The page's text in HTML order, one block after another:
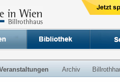
Archiv